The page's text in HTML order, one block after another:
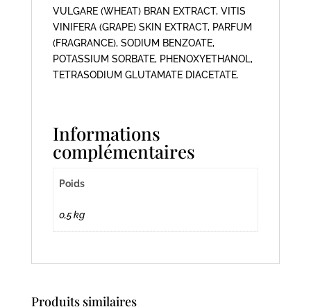
VULGARE (WHEAT) BRAN EXTRACT, VITIS
VINIFERA (GRAPE) SKIN EXTRACT, PARFUM
(FRAGRANCE), SODIUM BENZOATE,
POTASSIUM SORBATE, PHENOXYETHANOL,
TETRASODIUM GLUTAMATE DIACETATE.
Informations
complémentaires
Poids
0,5 kg
Produits similaires